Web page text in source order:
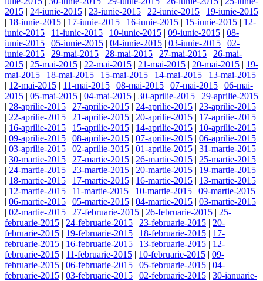
2015 | 24-iunie-2015 | 23-iunie-2015 | 22-iunie-2015 | 19-iunie-2015
| 18-iunie-2015 | 17-iunie-2015 | 16-iunie-2015 | 15-iunie-2015 | 12-
iunie-2015 | 11-iunie-2015 | 10-iunie-2015 | 09-iunie-2015 | 08-
iunie-2015 | 05-iunie-2015 | 04-iunie-2015 | 03-iunie-2015 | 02-
iunie-2015 | 29-mai-2015 | 28-mai-2015 | 27-mai-2015 | 26-mai-
2015 | 25-mai-2015 | 22-mai-2015 | 21-mai-2015 | 20-mai-2015 | 19-
mai-2015 | 18-mai-2015 | 15-mai-2015 | 14-mai-2015 | 13-mai-2015
| 12-mai-2015 | 11-mai-2015 | 08-mai-2015 | 07-mai-2015 | 06-mai-
2015 | 05-mai-2015 | 04-mai-2015 | 30-aprilie-2015 | 29-aprilie-2015
| 28-aprilie-2015 | 27-aprilie-2015 | 24-aprilie-2015 | 23-aprilie-2015
| 22-aprilie-2015 | 21-aprilie-2015 | 20-aprilie-2015 | 17-aprilie-2015
| 16-aprilie-2015 | 15-aprilie-2015 | 14-aprilie-2015 | 10-aprilie-2015
| 09-aprilie-2015 | 08-aprilie-2015 | 07-aprilie-2015 | 06-aprilie-2015
| 03-aprilie-2015 | 02-aprilie-2015 | 01-aprilie-2015 | 31-martie-2015
| 30-martie-2015 | 27-martie-2015 | 26-martie-2015 | 25-martie-2015
| 24-martie-2015 | 23-martie-2015 | 20-martie-2015 | 19-martie-2015
| 18-martie-2015 | 17-martie-2015 | 16-martie-2015 | 13-martie-2015
| 12-martie-2015 | 11-martie-2015 | 10-martie-2015 | 09-martie-2015
| 06-martie-2015 | 05-martie-2015 | 04-martie-2015 | 03-martie-2015
| 02-martie-2015 | 27-februarie-2015 | 26-februarie-2015 | 25-
februarie-2015 | 24-februarie-2015 | 23-februarie-2015 | 20-
februarie-2015 | 19-februarie-2015 | 18-februarie-2015 | 17-
februarie-2015 | 16-februarie-2015 | 13-februarie-2015 | 12-
februarie-2015 | 11-februarie-2015 | 10-februarie-2015 | 09-
februarie-2015 | 06-februarie-2015 | 05-februarie-2015 | 04-
februarie-2015 | 03-februarie-2015 | 02-februarie-2015 | 30-ianuarie-